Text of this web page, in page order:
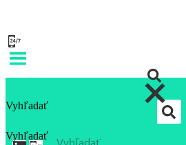
Vyhľadať
Vyhľadať